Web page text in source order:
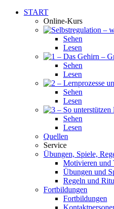
START
Online-Kurs
Sehen
Lesen
Sehen
Lesen
Sehen
Lesen
Sehen
Lesen
Quellen
Service
Übungen, Spiele,
Motivieren und
Übungen und
Regeln und
Fortbildungen
Fortbildungen